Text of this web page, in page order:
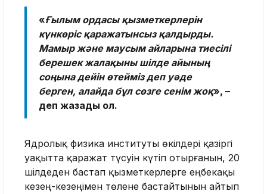
«Ғылым ордасы қызметкерлерін
күнкөріс қаражатынсыз қалдырды.
Мамыр және маусым айларына тиесілі
берешек жалақыны шілде айының
соңына дейін өтейміз деп уәде
берген, алайда бұл сөзге сенім жоқ», –
деп жазады ол.
Ядролық физика институты өкілдері қазіргі
уақытта қаражат түсуін күтіп отырғанын, 20
шілдеден бастап қызметкерлерге еңбекақы
кезең-кезеңімен төлене бастайтынын айтып